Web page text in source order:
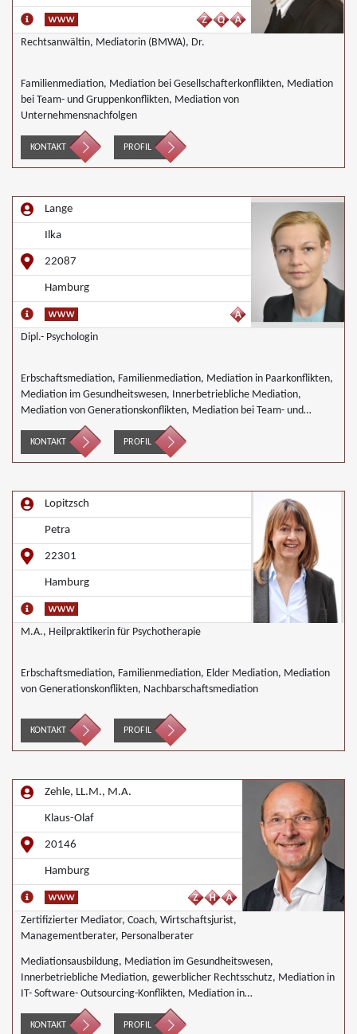
Rechtsanwältin, Mediatorin (BMWA), Dr.
Familienmediation, Mediation bei Gesellschafterkonflikten, Mediation
bei Team- und Gruppenkonflikten, Mediation von
Unternehmensnachfolgen
KONTAKT PROFIL
Lange
Ilka
22087
Hamburg
Dipl.- Psychologin
Erbschaftsmediation, Familienmediation, Mediation in Paarkonflikten,
Mediation im Gesundheitswesen, Innerbetriebliche Mediation,
Mediation von Generationskonflikten, Mediation bei Team- und
Gruppenkonflikten
KONTAKT PROFIL
Lopitzsch
Petra
22301
Hamburg
M.A., Heilpraktikerin für Psychotherapie
Erbschaftsmediation, Familienmediation, Elder Mediation, Mediation
von Generationskonflikten, Nachbarschaftsmediation
KONTAKT PROFIL
Zehle, LL.M., M.A.
Klaus-Olaf
20146
Hamburg
Zertifizierter Mediator, Coach, Wirtschaftsjurist,
Managementberater, Personalberater
Mediationsausbildung, Mediation im Gesundheitswesen,
Innerbetriebliche Mediation, gewerblicher Rechtsschutz, Mediation in
IT- Software- Outsourcing-Konflikten, Mediation in
Telekommunikationsprojekten, Mediation bei Gesellschafterkonflikten,
Mediation im öffentlichen Bereich, Mediation bei Team- und
KONTAKT PROFIL